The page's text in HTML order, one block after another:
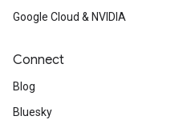
Google Cloud & NVIDIA
Connect
Blog
Bluesky